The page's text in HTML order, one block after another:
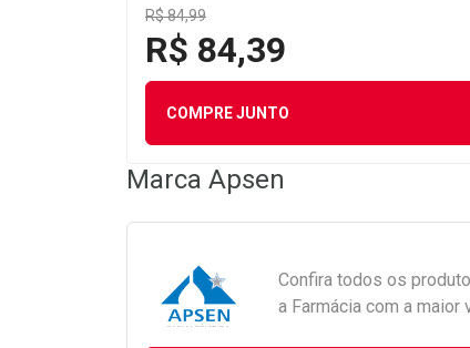
R$ 84,99
R$ 84,39
COMPRE JUNTO
Marca Apsen
Confira todos os
a Farmácia com a maior